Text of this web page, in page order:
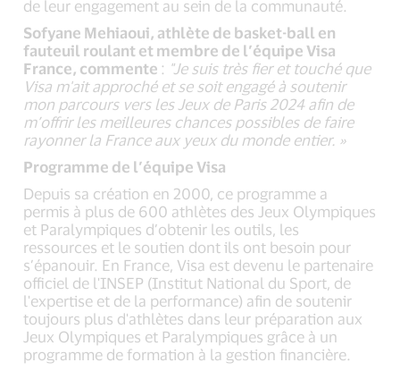
de leur engagement au sein de la communauté.
Sofyane Mehiaoui, athlète de basket-ball en
fauteuil roulant et membre de l’équipe Visa
France, commente : "Je suis très fier et touché que
Visa m'ait approché et se soit engagé à soutenir
mon parcours vers les Jeux de Paris 2024 afin de
m’offrir les meilleures chances possibles de faire
rayonner la France aux yeux du monde entier. »
Programme de l’équipe Visa
Depuis sa création en 2000, ce programme a
permis à plus de 600 athlètes des Jeux Olympiques
et Paralympiques d’obtenir les outils, les
ressources et le soutien dont ils ont besoin pour
s’épanouir. En France, Visa est devenu le partenaire
officiel de l'INSEP (Institut National du Sport, de
l'expertise et de la performance) afin de soutenir
toujours plus d'athlètes dans leur préparation aux
Jeux Olympiques et Paralympiques grâce à un
programme de formation à la gestion financière.